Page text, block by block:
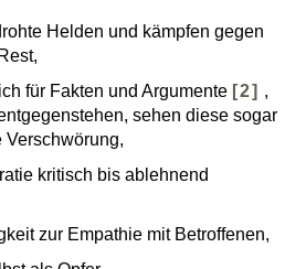
Helden und kämpfen gegen
für Fakten und Argumente [2] ,
sehen diese sogar
kritisch bis ablehnend
zur Empathie mit Betroffenen,